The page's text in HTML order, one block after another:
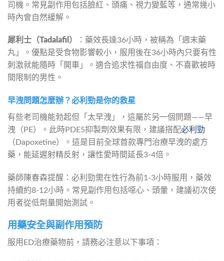
司機。常見副作用包括臉紅、頭痛、視力變藍等，通常幾小
時內會自然緩解。
犀利士（Tadalafil）
：藥效長達36小時，被稱為「週末藥
丸」。優點是受食物影響較小，服用後在36小時內只要有性
刺激就能隨時「開車」。適合追求性福自由度、不喜歡被時
間限制的男性。
早洩問題怎麼辦？必利勁是你的救星
有些老司機能勃起但「太早洩」，這屬於另一個問題——早
洩（PE）。此時PDE5抑製劑效果有限，建議搭配必利勁
（Dapoxetine）。這是目前全球首款專門治療早洩的處方
藥，能延遲射精反射，讓性愛時間延長3-4倍。
藥師陳春森提醒：必利勁需在性行為前1-3小時服用，藥效
持續約8-12小時。常見副作用包括噁心、頭暈，建議初次使
用者從低劑量開始測試。
用藥安全與副作用預防
服用ED治療藥物前，請務必注意以下事項：